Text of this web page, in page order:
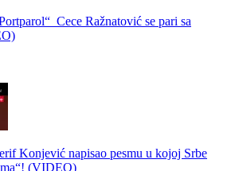
Cece Ražnatović se pari sa
Konjević napisao pesmu u kojoj Srbe
(VIDEO)